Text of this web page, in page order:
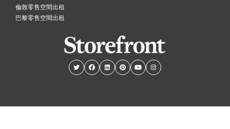
倫敦零售空間出租
巴黎零售空間出租